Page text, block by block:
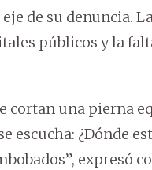
de su denuncia.
públicos y la
cortan una pierna
escucha: ¿Dónde
expresó